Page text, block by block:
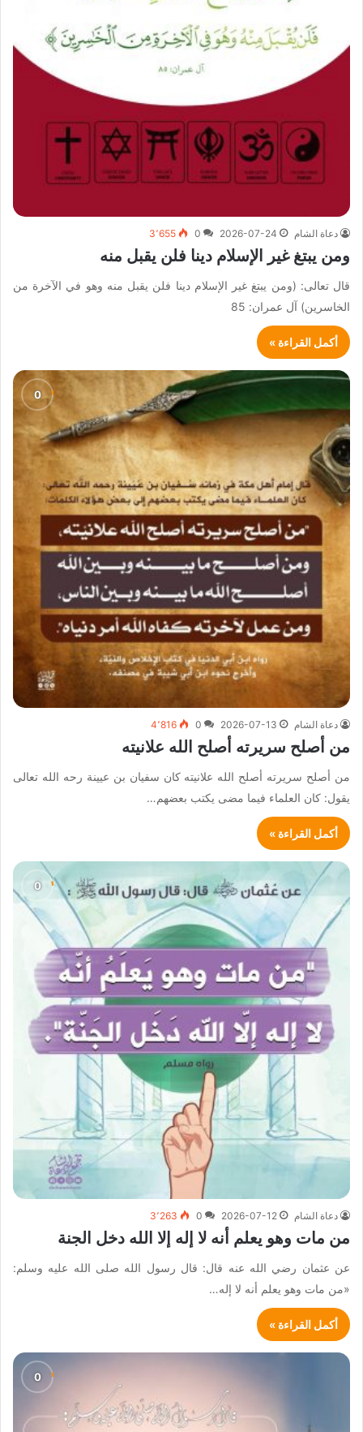
دعاة الشام 2026-07-24
0 3٬655
ومن يبتغ غير الإسلام دينا فلن يقبل منه
قال تعالى: (ومن يبتغ غير الإسلام دينا فلن يقبل منه وهو في الآخرة من
الخاسرين) آل عمران: 85
أكمل القراءة »
دعاة الشام 2026-07-13
0 4٬816
من أصلح سريرته أصلح الله علانيته
من أصلح سريرته أصلح الله علانيته كان سفيان بن عيينة رحه الله تعالى
يقول: كان العلماء فيما مضى يكتب بعضهم…
أكمل القراءة »
دعاة الشام 2026-07-12
0 3٬263
من مات وهو يعلم أنه لا إله إلا الله دخل الجنة
عن عثمان رضي الله عنه قال: قال رسول الله صلى الله عليه وسلم:
«من مات وهو يعلم أنه لا إله…
أكمل القراءة »